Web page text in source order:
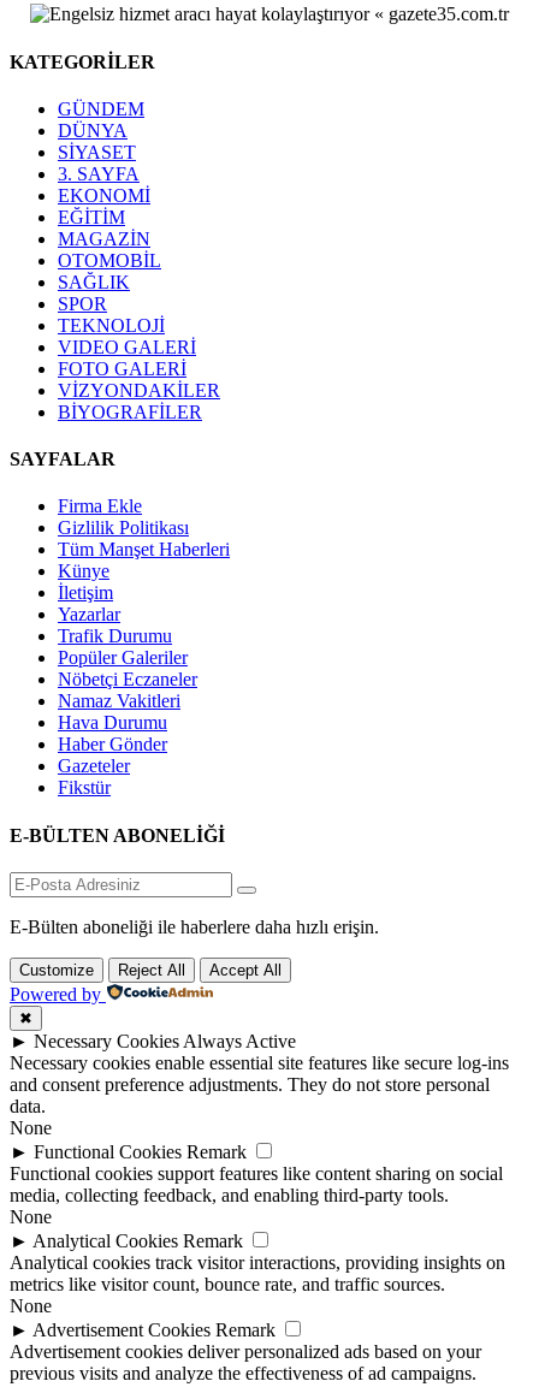
KATEGORİLER
GÜNDEM
DÜNYA
SİYASET
3. SAYFA
EKONOMİ
EĞİTİM
MAGAZİN
OTOMOBİL
SAĞLIK
SPOR
TEKNOLOJİ
VIDEO GALERİ
FOTO GALERİ
VİZYONDAKİLER
BİYOGRAFİLER
SAYFALAR
Firma Ekle
Gizlilik Politikası
Tüm Manşet Haberleri
Künye
İletişim
Yazarlar
Trafik Durumu
Popüler Galeriler
Nöbetçi Eczaneler
Namaz Vakitleri
Hava Durumu
Haber Gönder
Gazeteler
Fikstür
E-BÜLTEN ABONELİĞİ
E-Bülten aboneliği ile haberlere daha hızlı erişin.
Customize Reject All Accept All
Powered by
✖
► Necessary Cookies Always Active
Necessary cookies enable essential site features like secure log-ins
and consent preference adjustments. They do not store personal
data.
None
► Functional Cookies Remark
Functional cookies support features like content sharing on social
media, collecting feedback, and enabling third-party tools.
None
► Analytical Cookies Remark
Analytical cookies track visitor interactions, providing insights on
metrics like visitor count, bounce rate, and traffic sources.
None
► Advertisement Cookies Remark
Advertisement cookies deliver personalized ads based on your
previous visits and analyze the effectiveness of ad campaigns.